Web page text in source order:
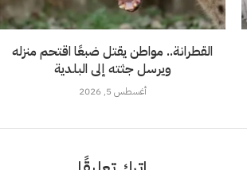
القطرانة.. مواطن يقتل ضبعًا اقتحم منزله
ويرسل جثته إلى البلدية
أغسطس 5, 2026